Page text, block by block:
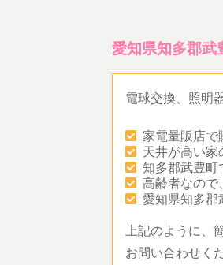
愛知県知多郡武
電球交換、照明
家電量販店
天井が高い
知多郡武豊町
高齢者なので
愛知県知多郡
上記のように、
お問い合わせく